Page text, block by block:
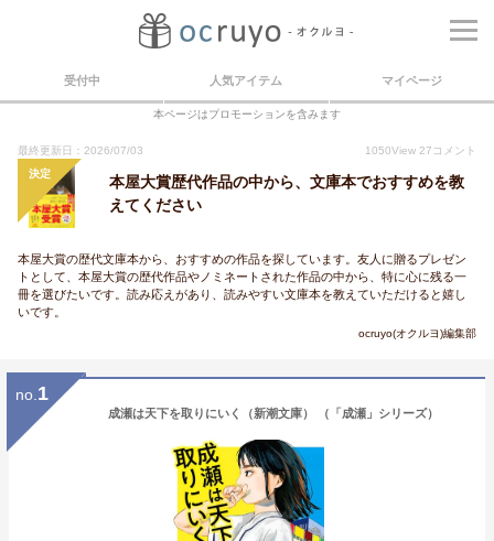
受付中 人気アイテム マイページ
本ページはプロモーションを含みます
最終更新日：2026/07/03 1050View 27 コメント
決定
本屋大賞歴代作品の中から、文庫本でおすすめを教
えてください
本屋大賞の歴代文庫本から、おすすめの作品を探しています。友人に贈るプレゼン
トとして、本屋大賞の歴代作品やノミネートされた作品の中から、特に心に残る一
冊を選びたいです。読み応えがあり、読みやすい文庫本を教えていただけると嬉し
いです。
ocruyo(オクルヨ)編集部
no. 1
成瀬は天下を取りにいく（新潮文庫） （「成瀬」シリーズ）